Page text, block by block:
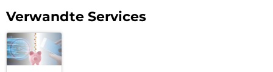
Verwandte Services